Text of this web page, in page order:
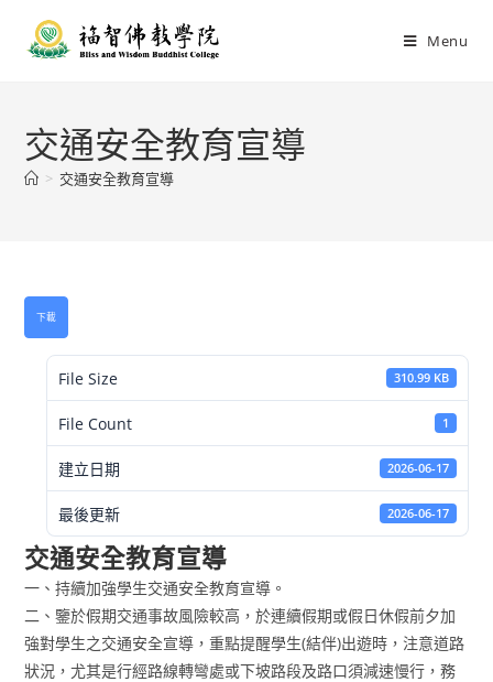
Menu
交通安全教育宣導
> 交通安全教育宣導
下載
File Size 310.99 KB
File Count 1
建立日期 2026-06-17
最後更新 2026-06-17
交通安全教育宣導
一、持續加強學生交通安全教育宣導。
二、鑒於假期交通事故風險較高，於連續假期或假日休假前夕加
強對學生之交通安全宣導，重點提醒學生(結伴)出遊時，注意道路
狀況，尤其是行經路線轉彎處或下坡路段及路口須減速慢行，務